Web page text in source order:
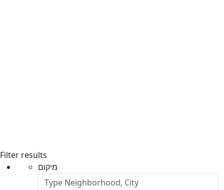
Filter results
מיקום